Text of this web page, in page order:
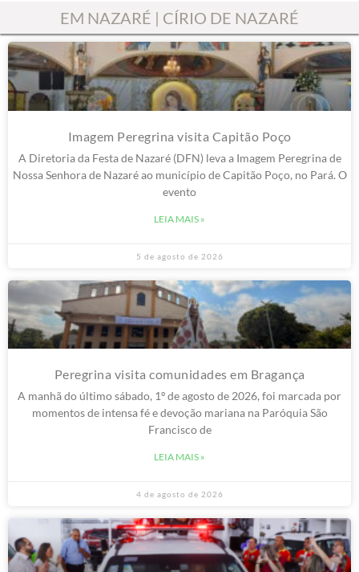
EM NAZARÉ | CÍRIO DE NAZARÉ
Imagem Peregrina visita Capitão Poço
A Diretoria da Festa de Nazaré (DFN) leva a Imagem Peregrina de
Nossa Senhora de Nazaré ao município de Capitão Poço, no Pará. O
evento
LEIA MAIS »
5 de agosto de 2026
Peregrina visita comunidades em Bragança
A manhã do último sábado, 1º de agosto de 2026, foi marcada por
momentos de intensa fé e devoção mariana na Paróquia São
Francisco de
LEIA MAIS »
4 de agosto de 2026